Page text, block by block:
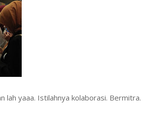
lah yaaa. Istilahnya kolaborasi. Bermitra.